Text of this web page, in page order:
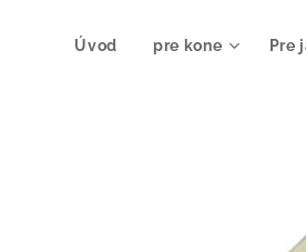
Úvod pre kone Pre